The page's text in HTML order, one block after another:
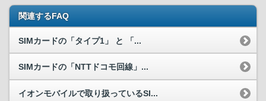
関連するFAQ
SIMカードの「タイプ1」 と 「...
SIMカードの「NTTドコモ回線」...
イオンモバイルで取り扱っているSI...